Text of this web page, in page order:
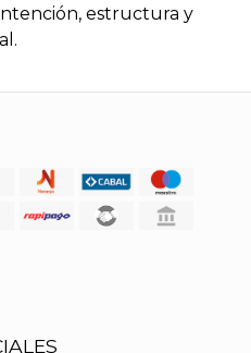
estructura y